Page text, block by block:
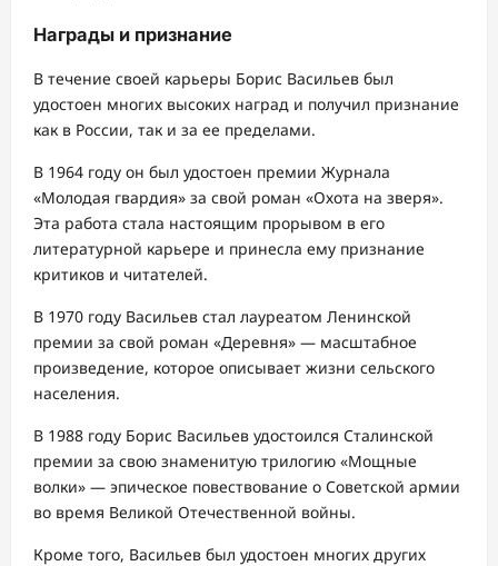
Награды и признание
В течение своей карьеры Борис Васильев был
удостоен многих высоких наград и получил признание
как в России, так и за ее пределами.
В 1964 году он был удостоен премии Журнала
«Молодая гвардия» за свой роман «Охота на зверя».
Эта работа стала настоящим прорывом в его
литературной карьере и принесла ему признание
критиков и читателей.
В 1970 году Васильев стал лауреатом Ленинской
премии за свой роман «Деревня» — масштабное
произведение, которое описывает жизни сельского
населения.
В 1988 году Борис Васильев удостоился Сталинской
премии за свою знаменитую трилогию «Мощные
волки» — эпическое повествование о Советской армии
во время Великой Отечественной войны.
Кроме того, Васильев был удостоен многих других